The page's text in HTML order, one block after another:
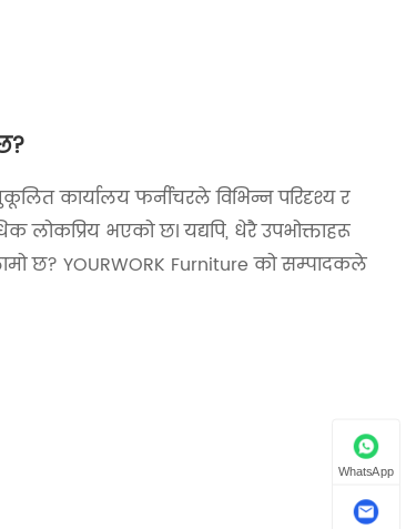
कार्यालय फर्नीचरले विभिन्न परिदृश्य र
भएको छ। यद्यपि, धेरै उपभोक्ताहरू
छ? YOURWORK Furniture को सम्पादकले
WhatsApp